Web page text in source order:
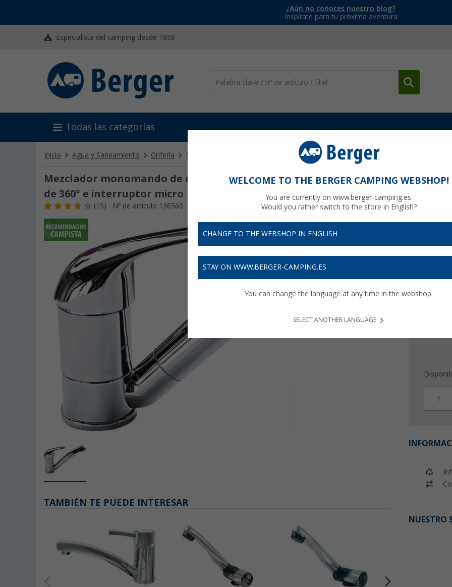
¿Aún no conoces nuestro blog?
Inspírate para tu próxima aventura
Especialista del camping desde 1958
Todas las categorías
Inicio Agua y Saneamiento Grifería Mezcladores Mezclador monomando de cerámica Reich Kama, cromado,
Mezclador monomando de cerámica Reich Kama, cromado, con boca de salida
de 360° e interruptor micro
(15) Nº de artículo 136560
Precios
1
NUESTRO
TAMBIÉN TE PUEDE INTERESAR
WELCOME TO THE BERGER CAMPING WEBSHOP!
You are currently on www.berger-camping.es.
Would you rather switch to the store in English?
CHANGE TO THE WEBSHOP IN ENGLISH
STAY ON WWW.BERGER-CAMPING.ES
You can change the language at any time in the webshop.
SELECT ANOTHER LANGUAGE